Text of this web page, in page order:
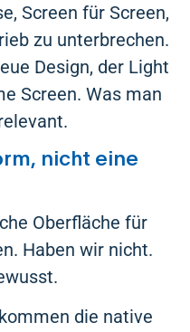
Screen für Screen,
zu unterbrechen.
Design, der Light
Screen. Was man
nicht eine
Oberfläche für
Haben wir nicht.
die native